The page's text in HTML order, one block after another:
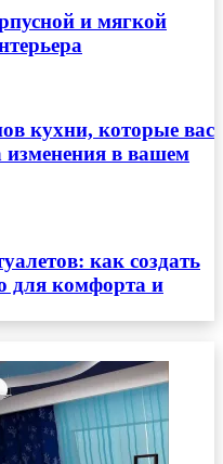
и мягкой
кухни, которые вас
изменения в вашем
как создать
для комфорта и